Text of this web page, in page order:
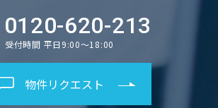
0120-620-213
受付時間 平日9:00～18:00
物件リクエスト